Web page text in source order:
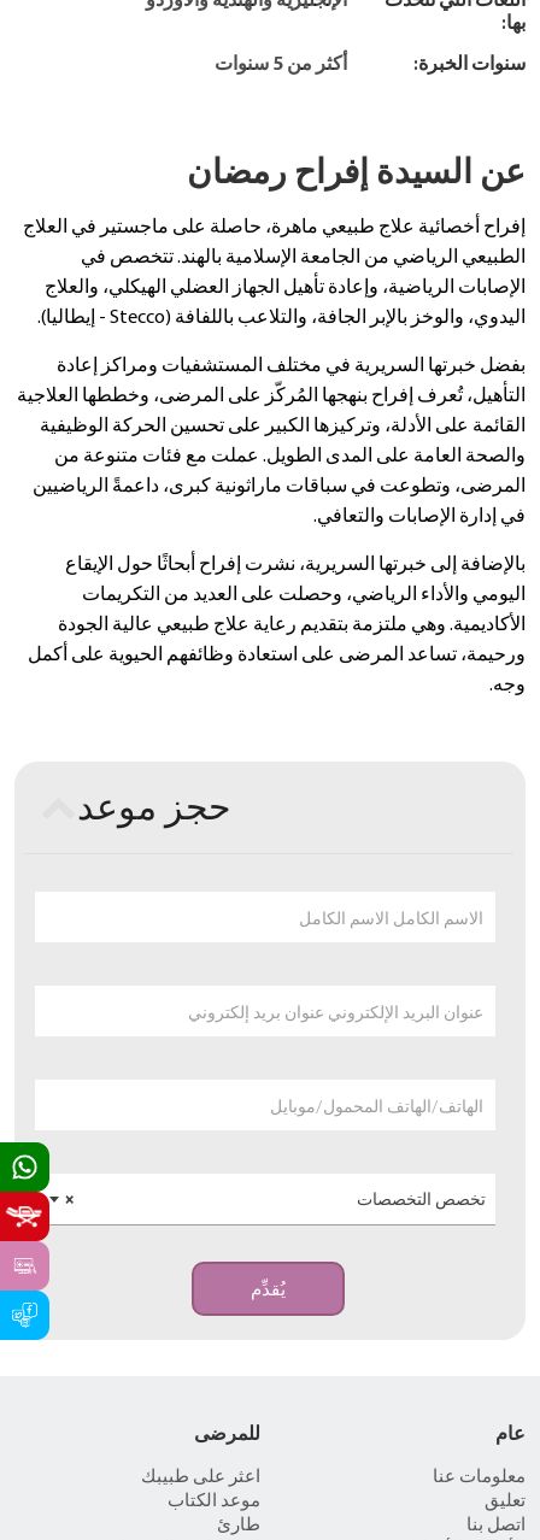
بها:
سنوات الخبرة: أكثر من 5 سنوات
عن السيدة إفراح رمضان
إفراح أخصائية علاج طبيعي ماهرة، حاصلة على ماجستير في العلاج
الطبيعي الرياضي من الجامعة الإسلامية بالهند. تتخصص في
الإصابات الرياضية، وإعادة تأهيل الجهاز العضلي الهيكلي، والعلاج
اليدوي، والوخز بالإبر الجافة، والتلاعب باللفافة (Stecco - إيطاليا).
بفضل خبرتها السريرية في مختلف المستشفيات ومراكز إعادة
التأهيل، تُعرف إفراح بنهجها المُركّز على المرضى، وخططها العلاجية
القائمة على الأدلة، وتركيزها الكبير على تحسين الحركة الوظيفية
والصحة العامة على المدى الطويل. عملت مع فئات متنوعة من
المرضى، وتطوعت في سباقات ماراثونية كبرى، داعمةً الرياضيين
في إدارة الإصابات والتعافي.
بالإضافة إلى خبرتها السريرية، نشرت إفراح أبحاثًا حول الإيقاع
اليومي والأداء الرياضي، وحصلت على العديد من التكريمات
الأكاديمية. وهي ملتزمة بتقديم رعاية علاج طبيعي عالية الجودة
ورحيمة، تساعد المرضى على استعادة وظائفهم الحيوية على أكمل
وجه.
حجز موعد
الاسم الكامل الاسم الكامل
عنوان البريد الإلكتروني عنوان بريد إلكتروني
الهاتف/الهاتف المحمول/موبايل
× تخصص التخصصات
يُقدِّم
عام
معلومات عنا
تعليق
اتصل بنا
للمرضى
اعثر على طبيبك
موعد الكتاب
طارئ